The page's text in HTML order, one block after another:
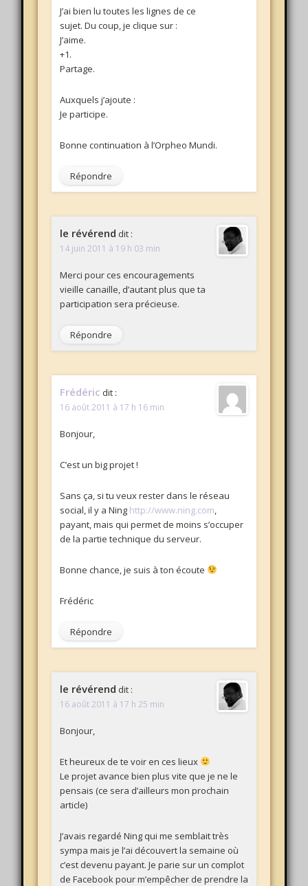
J’ai bien lu toutes les lignes de ce
sujet. Du coup, je clique sur :
J’aime.
+1.
Partage.
Auxquels j’ajoute :
Je participe.
Bonne continuation à l’Orpheo Mundi.
Répondre
le révérend dit :
14 juin 2011 à 19 h 03 min
Merci pour ces encouragements
vieille canaille, d’autant plus que ta
participation sera précieuse.
Répondre
Frédéric dit :
16 août 2011 à 17 h 16 min
Bonjour,
C’est un big projet !
Sans ça, si tu veux rester dans le réseau
social, il y a Ning http://www.ning.com,
payant, mais qui permet de moins s’occuper
de la partie technique du serveur.
Bonne chance, je suis à ton écoute
Frédéric
Répondre
le révérend dit :
16 août 2011 à 17 h 25 min
Bonjour,
Et heureux de te voir en ces lieux
Le projet avance bien plus vite que je ne le
pensais (ce sera d’ailleurs mon prochain
article)
J’avais regardé Ning qui me semblait très
sympa mais je l’ai découvert la semaine où
c’est devenu payant. Je parie sur un complot
de Facebook pour m’empêcher de prendre la